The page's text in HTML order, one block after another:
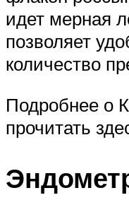
идет мерная
позволяет
количество
Подробнее о
прочитать